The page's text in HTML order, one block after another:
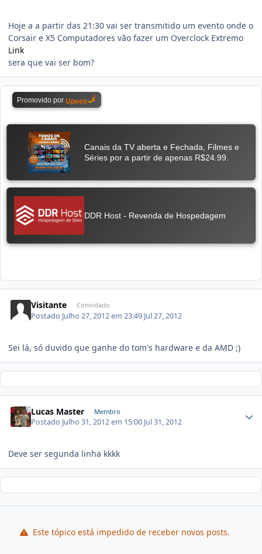
Hoje a a partir das 21:30 vai ser transmitido um evento onde o
Corsair e X5 Computadores vão fazer um Overclock Extremo
Link
sera que vai ser bom?
Visitante Convidado
Postado Julho 27, 2012 em 23:49 Jul 27, 2012
Sei lá, só duvido que ganhe do tom's hardware e da AMD ;)
Lucas Master Membro
Postado Julho 31, 2012 em 15:00 Jul 31, 2012
Deve ser segunda linha kkkk
Este tópico está impedido de receber novos posts.